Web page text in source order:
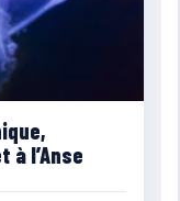
à l’Anse